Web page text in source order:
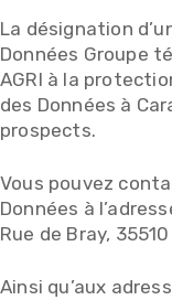
La désignation
Données Groupe
AGRI à la
des Données à
prospects.
Vous pouvez
Données à
Rue de Bray,
Ainsi qu’aux